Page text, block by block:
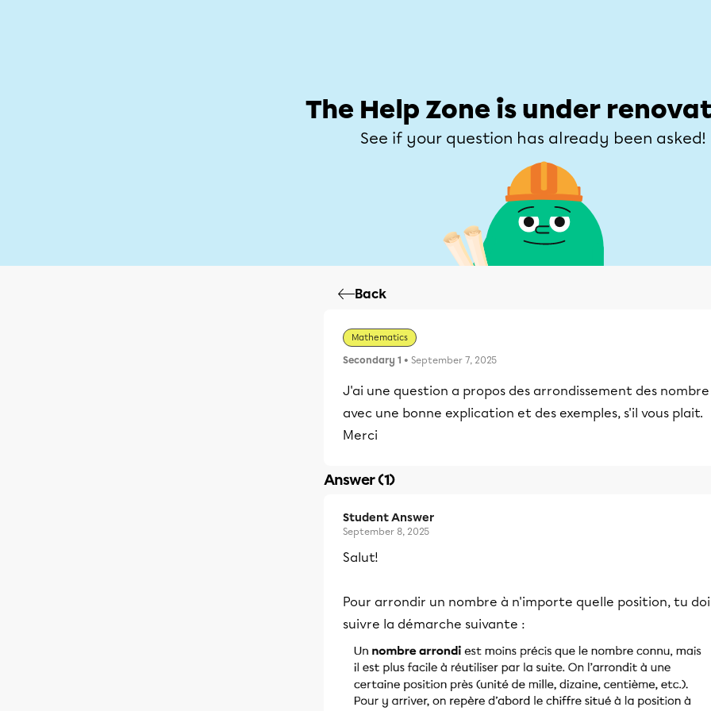
The Help Zone is under
See if your question has already been asked!
Back
Mathematics
Secondary 1 • September 7, 2025
J'ai une question a propos des arrondissement des nombre
avec une bonne explication et des exemples, s'il vous plait.
Merci
Answer (1)
Student Answer
September 8, 2025
Salut!
Pour arrondir un nombre à n'importe quelle position, tu
suivre la démarche suivante :